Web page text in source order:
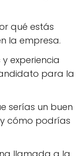
qué estás
la empresa.
experiencia
para la
serías un buen
cómo podrías